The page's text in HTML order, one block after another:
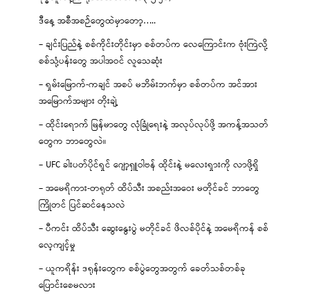
ဒီနေ့ အစီအစဉ်တွေထဲမှာတော့…..
– ချင်းပြည်နဲ့ စစ်ကိုင်းတိုင်းမှာ စစ်တပ်က လေကြောင်းက ဗုံးကြဲလို့
စစ်သုံ့ပန်းတွေ အပါအဝင် လူသေဆုံး
– ရှမ်းမြောက်-ကချင် အစပ် မဘိမ်းဘက်မှာ စစ်တပ်က အင်အား
အမြောက်အများ တိုးချဲ့
– ထိုင်းရောက် မြန်မာတွေ လုံခြုံရေးနဲ့ အလုပ်လုပ်ဖို့ အကန့်အသတ်
တွေက ဘာတွေလဲ။
– UFC ခါးပတ်ပိုင်ရှင် ဂျော့ရှူဝါဗန် ထိုင်းနဲ့ မလေးရှားကို လာဖို့ရှိ
– အမေရိကား-တရုတ် ထိပ်သီး အစည်းအဝေး မတိုင်ခင် ဘာတွေ
ကြိုတင် ပြင်ဆင်နေသလဲ
– ပီကင်း ထိပ်သီး ဆွေးနွေးပွဲ မတိုင်ခင် ဖိလစ်ပိုင်နဲ့ အမေရိကန် စစ်
လေ့ကျင့်မှု
– ယူကရိန်း ဒရုန်းတွေက စစ်ပွဲတွေအတွက် ခေတ်သစ်တစ်ခု
ပြောင်းစေမလား